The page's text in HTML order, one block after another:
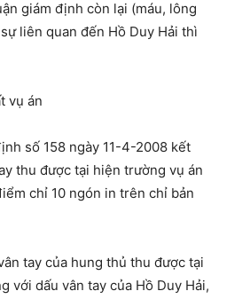
giám định còn lại (máu, lông
liên quan đến Hồ Duy Hải thì
vụ án
số 158 ngày 11-4-2008 kết
thu được tại hiện trường vụ án
chỉ 10 ngón in trên chỉ bản
tay của hung thủ thu được tại
với dấu vân tay của Hồ Duy Hải,